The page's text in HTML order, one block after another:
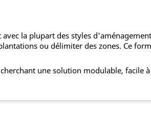
la plupart des styles
ou délimiter des zones. Ce
une solution modulable, facile